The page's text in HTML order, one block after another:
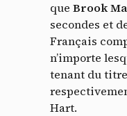
que Brook
secondes et
Français
n’importe
tenant du
Hart.